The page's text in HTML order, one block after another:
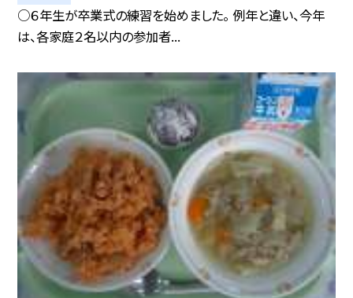
○６年生が卒業式の練習を始めました。 例年と違い、今年
は、各家庭２名以内の参加者...